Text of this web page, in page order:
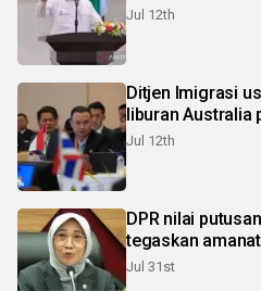
Jul 12th
Ditjen Imigrasi
liburan Australia
Jul 12th
DPR nilai
tegaskan
Jul 31st